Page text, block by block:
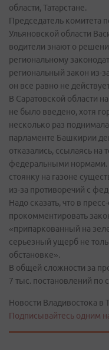
области, Татарстане.
Председатель комитета
Ульяновской области
водители знают о
региональному
региональный закон из-
он все равно не
В Саратовской области
не было введено, хотя
несколько раз
парламенте Башкирии
отказались, ссылаясь на
федеральными нормами.
стоянку на газоне
из-за противоречий с
Надо сказать, что в
прокомментировать
«припаркованный на
серьезный ущерб не
обстановке».
В общей сложности за
7 тыс. постановлений по
Новости Владивостока в
Подписывайтесь одним